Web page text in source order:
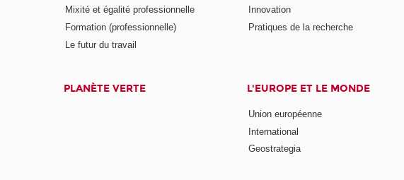
Mixité et égalité professionnelle
Formation (professionnelle)
Le futur du travail
Innovation
Pratiques de la recherche
PLANÈTE VERTE L'EUROPE ET LE MONDE
Union européenne
International
Geostrategia